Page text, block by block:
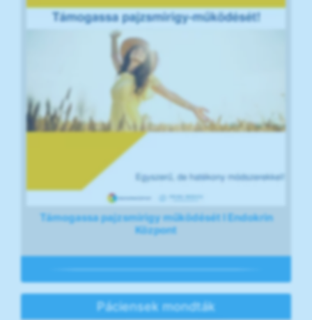
Támogassa pajzsmirigy működését I Endokrin
Központ
Páciensek mondták